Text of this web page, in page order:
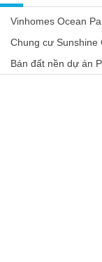
Vinhomes Ocean
Chung cư Sunshine
Bán đất nền dự án